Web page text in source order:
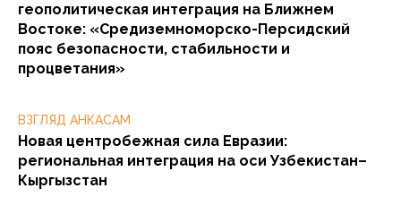
геополитическая интеграция на Ближнем
Востоке: «Средиземноморско-Персидский
пояс безопасности, стабильности и
процветания»
ВЗГЛЯД АНКАСАМ
Новая центробежная сила Евразии:
региональная интеграция на оси Узбекистан–
Кыргызстан